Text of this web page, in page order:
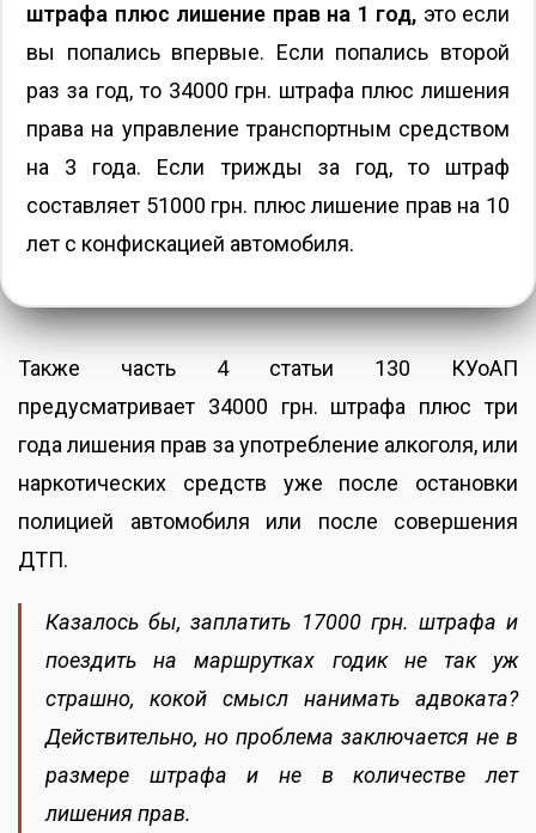
штрафа плюс лишение прав на 1 год, это если
вы попались впервые. Если попались второй
раз за год, то 34000 грн. штрафа плюс лишения
права на управление транспортным средством
на 3 года. Если трижды за год, то штраф
составляет 51000 грн. плюс лишение прав на 10
лет с конфискацией автомобиля.
Также часть 4 статьи 130 КУоАП
предусматривает 34000 грн. штрафа плюс три
года лишения прав за употребление алкоголя, или
наркотических средств уже после остановки
полицией автомобиля или после совершения
ДТП.
Казалось бы, заплатить 17000 грн. штрафа и
поездить на маршрутках годик не так уж
страшно, кокой смысл нанимать адвоката?
Действительно, но проблема заключается не в
размере штрафа и не в количестве лет
лишения прав.